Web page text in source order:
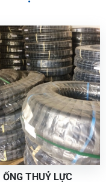
ỐNG THUỶ LỰC